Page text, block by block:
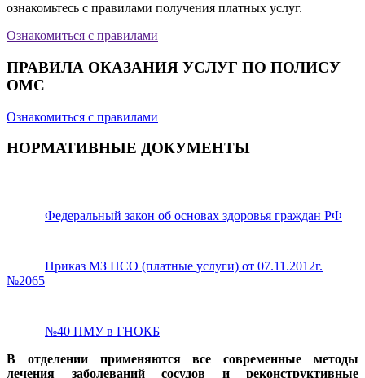
ознакомьтесь с правилами получения платных услуг.
Ознакомиться с правилами
ПРАВИЛА ОКАЗАНИЯ УСЛУГ ПО ПОЛИСУ
ОМС
Ознакомиться с правилами
НОРМАТИВНЫЕ ДОКУМЕНТЫ
Федеральный закон об основах здоровья граждан РФ
Приказ МЗ НСО (платные услуги) от 07.11.2012г.
№2065
№40 ПМУ в ГНОКБ
В отделении применяются все современные методы
лечения заболеваний сосудов и реконструктивные